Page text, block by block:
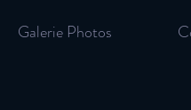
Galerie Photos